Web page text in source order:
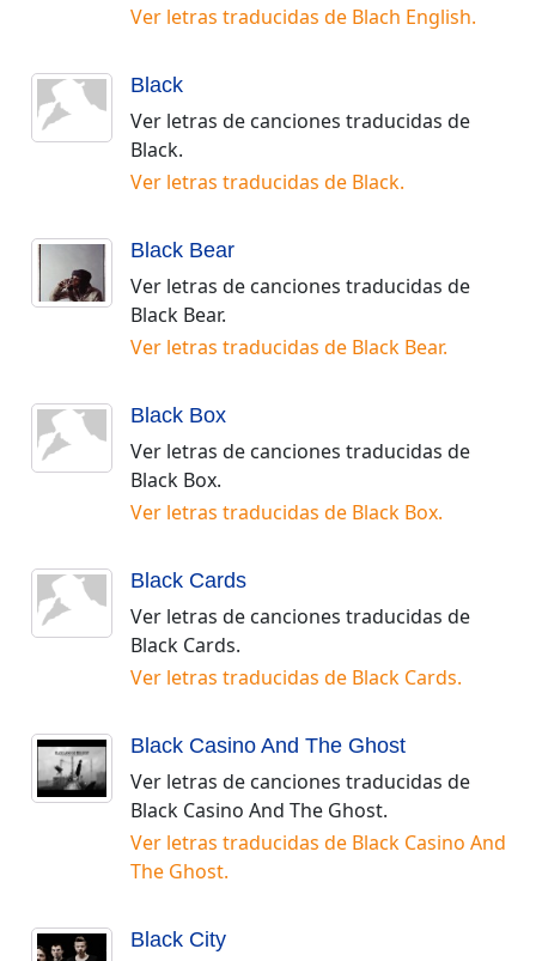
Ver letras traducidas de Blach English.
Black
Ver letras de canciones traducidas de
Black.
Ver letras traducidas de Black.
Black Bear
Ver letras de canciones traducidas de
Black Bear.
Ver letras traducidas de Black Bear.
Black Box
Ver letras de canciones traducidas de
Black Box.
Ver letras traducidas de Black Box.
Black Cards
Ver letras de canciones traducidas de
Black Cards.
Ver letras traducidas de Black Cards.
Black Casino And The Ghost
Ver letras de canciones traducidas de
Black Casino And The Ghost.
Ver letras traducidas de Black Casino And
The Ghost.
Black City